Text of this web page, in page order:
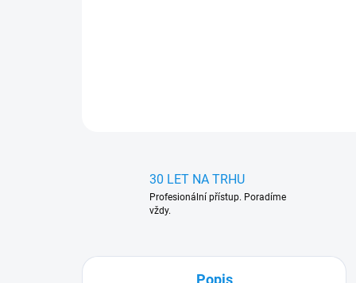
30 LET NA TRHU
Profesionální přístup. Poradíme
vždy.
Popis